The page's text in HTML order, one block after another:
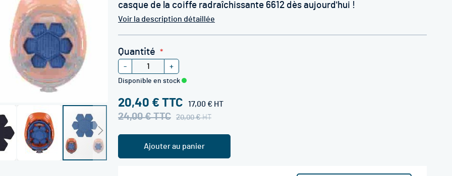
casque de la coiffe radraîchissante 6612 dès aujourd'hui !
Voir la description détaillée
Quantité
- +
20,40 € 17,00 €
24,00 € 20,00 €
Disponible en stock
Ajouter au panier